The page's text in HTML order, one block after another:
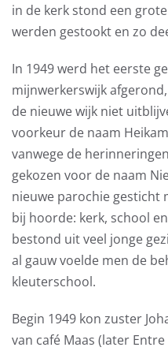
in de kerk stond een
werden gestookt en zo
In 1949 werd het eerste
mijnwerkerswijk
de nieuwe wijk niet
voorkeur de naam
vanwege de
gekozen voor de naam
nieuwe parochie gesticht
bij hoorde: kerk, school
bestond uit veel jonge
al gauw voelde men de
kleuterschool.
Begin 1949 kon zuster
van café Maas (later